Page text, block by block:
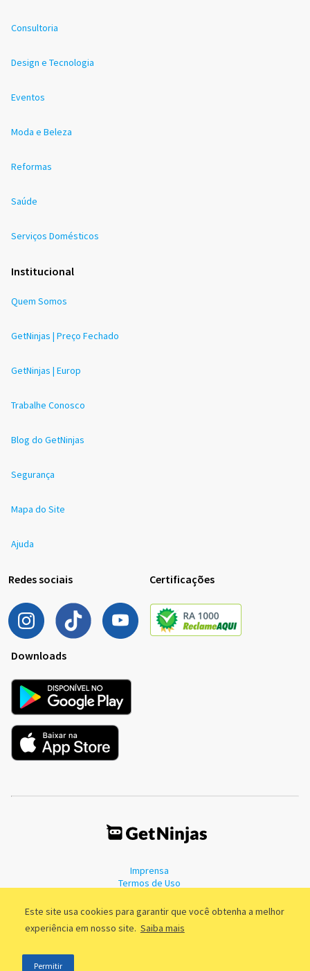
Este site usa cookies para garantir que você obtenha a melhor
experiência em nosso site. Saiba mais
Permitir
Consultoria
Design e Tecnologia
Eventos
Moda e Beleza
Reformas
Saúde
Serviços Domésticos
Institucional
Quem Somos
GetNinjas | Preço Fechado
GetNinjas | Europ
Trabalhe Conosco
Blog do GetNinjas
Segurança
Mapa do Site
Ajuda
Redes sociais Certificações
Downloads
Imprensa
Termos de Uso
©2011 - 2026, GetNinjas LTDA. CNPJ 55.744.877/0001-89 - Rua Dr.
Fernandes Coelho, 85 - 3º andar - São Paulo/SP - Brasil